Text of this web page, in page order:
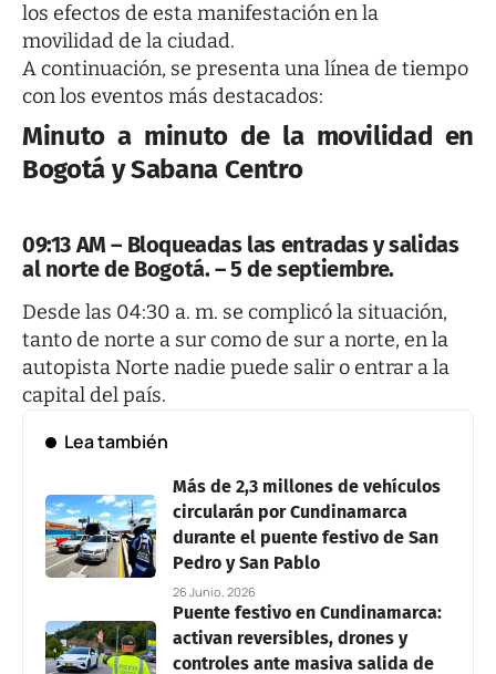
los efectos de esta manifestación en la
movilidad de la ciudad.
A continuación, se presenta una línea de tiempo
con los eventos más destacados:
Minuto a minuto de la movilidad en
Bogotá y Sabana Centro
09:13 AM – Bloqueadas las entradas y salidas
al norte de Bogotá. – 5 de septiembre.
Desde las 04:30 a. m. se complicó la situación,
tanto de norte a sur como de sur a norte, en la
autopista Norte nadie puede salir o entrar a la
capital del país.
Lea también
Más de 2,3 millones de vehículos
circularán por Cundinamarca
durante el puente festivo de San
Pedro y San Pablo
26 Junio, 2026
Puente festivo en Cundinamarca:
activan reversibles, drones y
controles ante masiva salida de